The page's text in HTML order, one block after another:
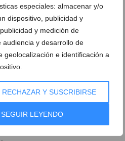
especiales: almacenar y/o
dispositivo, publicidad y
y medición de
audiencia y desarrollo de
geolocalización e identificación a
RECHAZAR Y SUSCRIBIRSE
LEYENDO
deliciosos platos
Restaurante La Cumbre te ofrece platos y
sabores únicos
fresco
Una gran delicia para tu paladar